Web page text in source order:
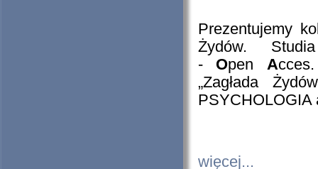
Prezentujemy
Żydów.
- Open A
„Zagłada
PSYCHOLOGIA
więcej...